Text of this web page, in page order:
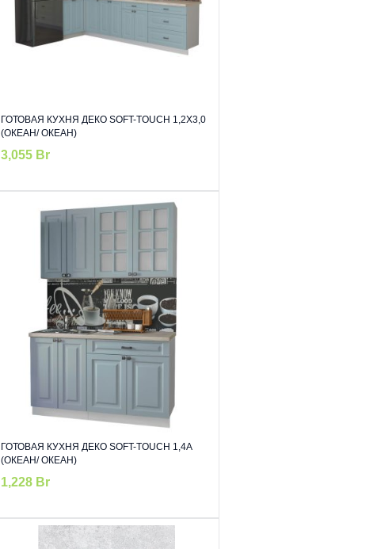
ГОТОВАЯ КУХНЯ ДЕКО SOFT-TOUCH 1,2Х3,0
(ОКЕАН/ ОКЕАН)
3,055 Br
ГОТОВАЯ КУХНЯ ДЕКО SOFT-TOUCH 1,4А
(ОКЕАН/ ОКЕАН)
1,228 Br